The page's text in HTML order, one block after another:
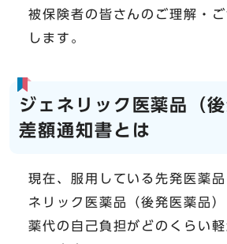
被保険者の皆さんのご理解・
します。
ジェネリック医薬品（後
差額通知書とは
現在、服用している先発医薬
ネリック医薬品（後発医薬品）
薬代の自己負担がどのくらい